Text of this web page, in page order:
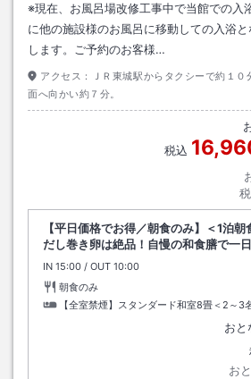
※現在、お風呂場改修工事中で当館での入
に他の施設様のお風呂に移動しての入浴
します。ご予約のお客様…
アクセス：
ＪＲ東城駅からタクシーで約１
面へ向かい約７分。
税込
【平日価格でお得／朝食のみ】＜1泊
だし巻き卵は絶品！自慢の和食膳で一
IN チェックイン
15:00 / OUT チェックアウト
10:00
朝食のみ
【全室禁煙】スタンダード和室8畳＜2～3
おと
お